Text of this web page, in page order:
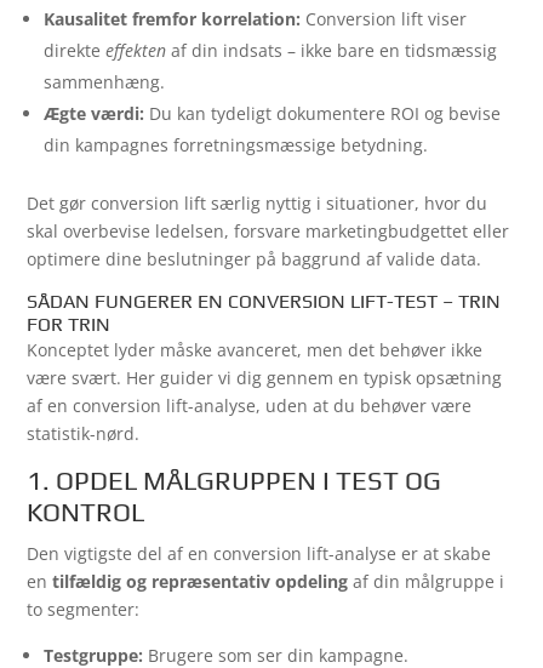
Kausalitet fremfor korrelation: Conversion lift viser
direkteeffekten af din indsats – ikke bare en tidsmæssig
sammenhæng.
Ægte værdi: Du kan tydeligt dokumentere ROI og bevise
din kampagnes forretningsmæssige betydning.
Det gør conversion lift særlig nyttig i situationer, hvor du
skal overbevise ledelsen, forsvare marketingbudgettet eller
optimere dine beslutninger på baggrund af valide data.
SÅDAN FUNGERER EN CONVERSION LIFT-TEST – TRIN
FOR TRIN
Konceptet lyder måske avanceret, men det behøver ikke
være svært. Her guider vi dig gennem en typisk opsætning
af en conversion lift-analyse, uden at du behøver være
statistik-nørd.
1. OPDEL MÅLGRUPPEN I TEST OG
KONTROL
Den vigtigste del af en conversion lift-analyse er at skabe
entilfældig og repræsentativ opdeling af din målgruppe i
to segmenter:
Testgruppe: Brugere som ser din kampagne.